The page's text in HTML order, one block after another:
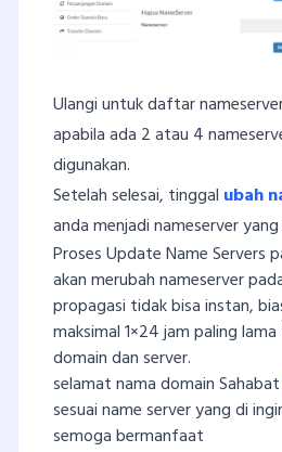
Ulangi untuk daftar
apabila ada 2 atau 4
digunakan.
Setelah selesai, tinggal ubah
anda menjadi nameserver
Proses Update Name Servers
akan merubah nameserver
propagasi tidak bisa instan,
maksimal 1×24 jam paling
domain dan server.
selamat nama domain Sahabat
sesuai name server yang di
semoga bermanfaat